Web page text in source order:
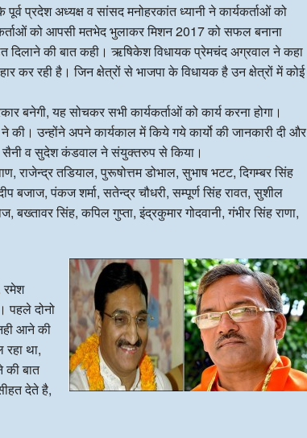
पूर्व प्रदेश अध्यक्ष व सांसद मनोहरकांत ध्यानी ने कार्यकर्ताओं को
को आपसी मतभेद भुलाकर मिशन 2017 को सफल बनाना
दिलाने की बात कही। ऋषिकेश विधायक प्रेमचंद अग्रवाल ने कहा
कर रही है। जिन क्षेत्रों से भाजपा के विधायक है उन क्षेत्रों में कोई
यह सोचकर सभी कार्यकर्ताओं को कार्य करना होगा।
ने की। उन्होंने अपने कार्यकाल में किये गये कार्यो की जानकारी दी और
सैनी व सुदेश कंडवाल ने संयुक्तरुप से किया।
राजेन्द्र तडियाल, पुरूषोत्तम डोभाल, सुभाष भटट, दिगम्बर सिंह
बजाज, पंकज शर्मा, सतेन्द्र चौधरी, सम्पूर्ण सिंह रावत, सुशील
सिंह, कपिल गुप्ता, इंद्रकुमार गोदवानी, गंभीर सिंह राणा,
रमेश
पहले दोनो
आने की
था,
की बात
देते है,